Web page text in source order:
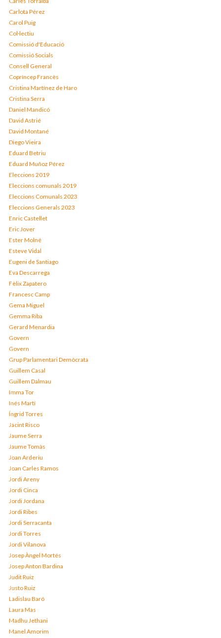
Carlota Pérez
Carol Puig
Col·lectiu
Comissió d'Educació
Comissió Socials
Consell General
Copríncep Francès
Cristina Martínez de Haro
Cristina Serra
Daniel Mandicó
David Astrié
David Montané
Diego Vieira
Eduard Betriu
Eduard Muñoz Pérez
Eleccions 2019
Eleccions comunals 2019
Eleccions Comunals 2023
Eleccions Generals 2023
Enric Castellet
Eric Jover
Ester Molné
Esteve Vidal
Eugeni de Santiago
Eva Descarrega
Fèlix Zapatero
Francesc Camp
Gema Miguel
Gemma Riba
Gerard Menardia
Govern
Govern
Grup Parlamentari Demòcrata
Guillem Casal
Guillem Dalmau
Imma Tor
Inés Martí
Íngrid Torres
Jacint Risco
Jaume Serra
Jaume Tomàs
Joan Arderiu
Joan Carles Ramos
Jordi Areny
Jordi Cinca
Jordi Jordana
Jordi Ribes
Jordi Serracanta
Jordi Torres
Jordi Vilanova
Josep Àngel Mortés
Josep Anton Bardina
Judit Ruiz
Justo Ruiz
Ladislau Baró
Laura Mas
Madhu Jethani
Manel Amorim